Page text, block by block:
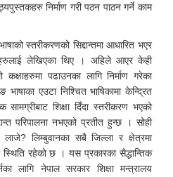
निर्माण गरी पठन पाठन गर्ने काम
स्तरीकरणको सिद्दान्तमा आधारित भएर
लेखिएका थिए । अहिले आएर केही
पढाउनका लागि निर्माण गरेका
एउटा निश्चित भाषिकामा केन्द्रित
शिक्षा दिँदा स्तरीकरण भएको
परिपालना नभएको प्रतीत हुन्छ । सोही
लिम्बुवानका सबै जिल्ला र क्षेत्रमा
रहेको छ । यस प्रकारका सैद्धान्तिक
लागि नेपाल सरकार शिक्षा मन्त्रालय